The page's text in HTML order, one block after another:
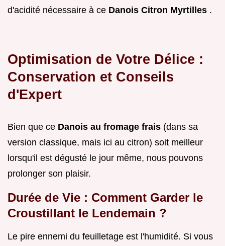
d'acidité nécessaire à ce Danois Citron Myrtilles .
Optimisation de Votre Délice :
Conservation et Conseils
d'Expert
Bien que ce Danois au fromage frais (dans sa
version classique, mais ici au citron) soit meilleur
lorsqu'il est dégusté le jour même, nous pouvons
prolonger son plaisir.
Durée de Vie : Comment Garder le
Croustillant le Lendemain ?
Le pire ennemi du feuilletage est l'humidité. Si vous